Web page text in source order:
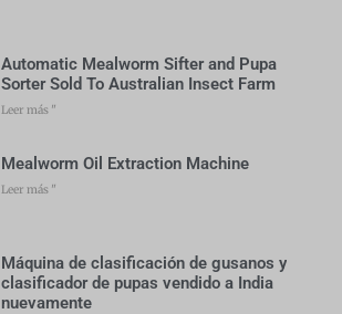
Automatic Mealworm Sifter and Pupa
Sorter Sold To Australian Insect Farm
Leer más "
Mealworm Oil Extraction Machine
Leer más "
Máquina de clasificación de gusanos y
clasificador de pupas vendido a India
nuevamente